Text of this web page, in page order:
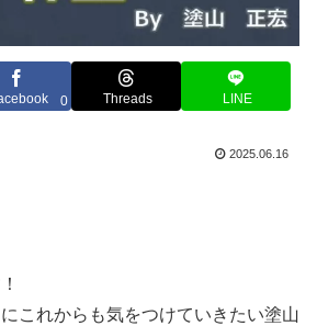
0 Threads LINE
2025.06.16
これからも気をつけていきたい塗山